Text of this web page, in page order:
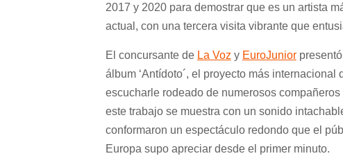
2017 y 2020 para demostrar que es un artista
actual, con una tercera visita vibrante que
El concursante de La Voz y EuroJunior
álbum ‘Antídoto´, el proyecto más internacional
escucharle rodeado de numerosos
este trabajo se muestra con un sonido
conformaron un espectáculo redondo que el
Europa supo apreciar desde el primer minuto.